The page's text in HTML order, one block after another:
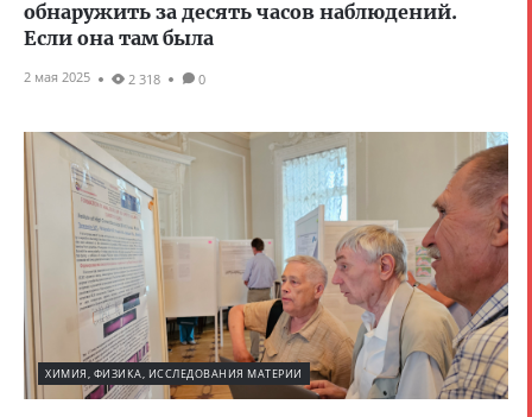
обнаружить за десять часов наблюдений.
Если она там была
2 мая 2025 2 318 0
ХИМИЯ, ФИЗИКА, ИССЛЕДОВАНИЯ МАТЕРИИ